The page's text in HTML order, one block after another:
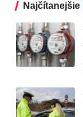
Najčítanejšie